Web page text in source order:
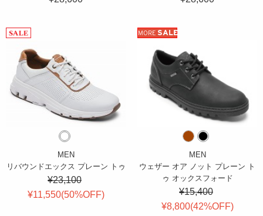
MEN
リバウンドエックス プレーン トゥ
¥23,100
¥11,550(50%OFF)
MORE SALE
MEN
ウェザー オア ノット プレーン ト
ゥ オックスフォード
¥15,400
¥8,800(42%OFF)